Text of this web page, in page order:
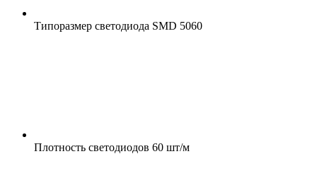
Типоразмер светодиода SMD 5060
Плотность светодиодов 60 шт/м